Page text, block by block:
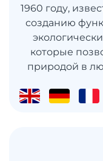
1960 году,
созданию
которые
природой в